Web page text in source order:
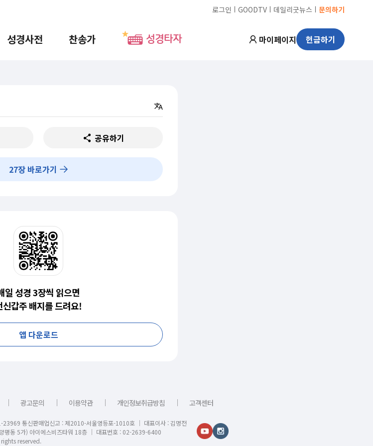
로그인 ㅣ GOODTV ㅣ 데일리굿뉴스 ㅣ 문의하기
성경사전 찬송가 성경타자 마이페이지 헌금하기
공유하기
27장 바로가기
일 성경 3장씩 읽으면
신갑주 배지를 드려요!
앱 다운로드
｜ 광고문의 ｜ 이용약관 ｜ 개인정보취급방침 ｜ 고객센터
23969 통신판매업신고 : 제2010-서울영등포-1010호 │ 대표이사 : 김명전
평동 5가) 아이에스비즈타워 18층 │ 대표번호 : 02-2639-6400
reserved.